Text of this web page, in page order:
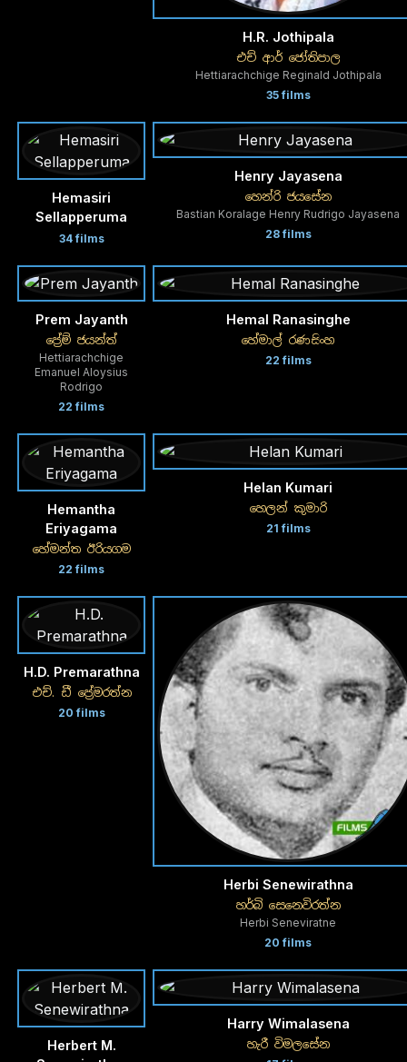
H.R. Jothipala
එච් ආර් ජෝතිපාල
Hettiarachchige Reginald Jothipala
35 films
Hemasiri
Sellapperuma
34 films
Henry Jayasena
හෙන්රි ජයසේන
Bastian Koralage Henry Rudrigo Jayasena
28 films
Prem Jayanth
ප්‍රේම් ජයන්ත්
Hettiarachchige
Emanuel Aloysius
Rodrigo
22 films
Hemal Ranasinghe
හේමාල් රණසිංහ
22 films
Hemantha
Eriyagama
හේමන්ත ඊරියගම
22 films
Helan Kumari
හෙලන් කුමාරි
21 films
H.D. Premarathna
එච්. ඩී ප්‍රේමරත්න
20 films
Herbi Senewirathna
හර්බි සෙනෙවිරත්න
Herbi Seneviratne
20 films
Herbert M.
Harry Wimalasena
හැරී විමලසේන